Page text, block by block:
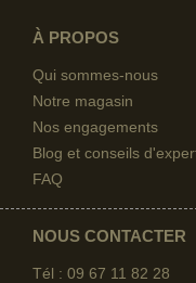
À PROPOS
Qui sommes-nous
Notre magasin
Nos engagements
Blog et conseils
FAQ
NOUS CONTACTER
Tél : 09 67 11 82 28